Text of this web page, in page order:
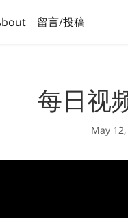
留言/投稿
每日视
May